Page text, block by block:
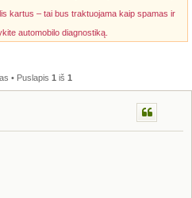
kartus – tai bus traktuojama kaip spamas ir
automobilo diagnostiką.
• Puslapis 1 iš 1